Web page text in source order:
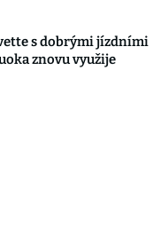
s dobrými jízdními
znovu využije